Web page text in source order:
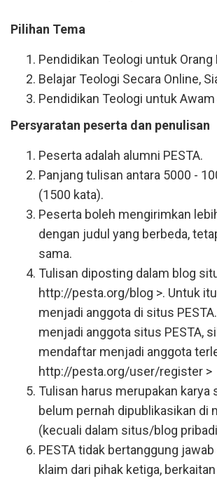
Pilihan Tema
Pendidikan Teologi untuk
Belajar Teologi Secara Online,
Pendidikan Teologi untuk Awam
Persyaratan peserta dan penulisan
Peserta adalah alumni PESTA.
Panjang tulisan antara 5000 -
(1500 kata).
Peserta boleh mengirimkan
dengan judul yang berbeda,
sama.
Tulisan diposting dalam blog
http://pesta.org/blog >. Untuk
menjadi anggota di situs
menjadi anggota situs PESTA,
mendaftar menjadi anggota
http://pesta.org/user/register >
Tulisan harus merupakan karya
belum pernah dipublikasikan di
(kecuali dalam situs/blog
PESTA tidak bertanggung
klaim dari pihak ketiga,